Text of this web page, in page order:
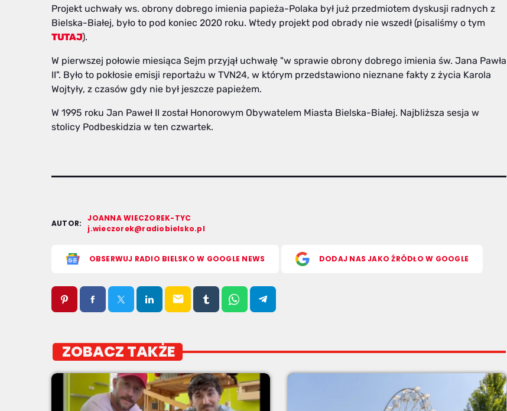
Projekt uchwały ws. obrony dobrego imienia papieża-Polaka był już przedmiotem dyskusji radnych z
Bielska-Białej, było to pod koniec 2020 roku. Wtedy projekt pod obrady nie wszedł (pisaliśmy o tym
TUTAJ).
W pierwszej połowie miesiąca Sejm przyjął uchwałę "w sprawie obrony dobrego imienia św. Jana Pawła
II". Było to pokłosie emisji reportażu w TVN24, w którym przedstawiono nieznane fakty z życia Karola
Wojtyły, z czasów gdy nie był jeszcze papieżem.
W 1995 roku Jan Paweł II został Honorowym Obywatelem Miasta Bielska-Białej. Najbliższa sesja w
stolicy Podbeskidzia w ten czwartek.
AUTOR:
JOANNA WIECZOREK-TYC
j.wieczorek@radiobielsko.pl
OBSERWUJ RADIO BIELSKO W GOOGLE NEWS DODAJ NAS JAKO ŹRÓDŁO W GOOGLE
email
ZOBACZ TAKŻE